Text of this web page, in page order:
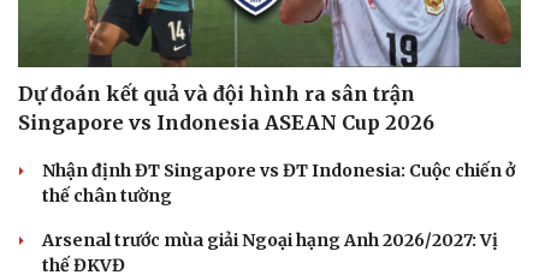
Doanh nghiệp
Thông tin doanh nghiệp
Doanh nghiệp 24h
Doanh nhân
Công nghệ
Sành điệu
Tin Công nghệ
Dự đoán kết quả và đội hình ra sân trận
Singapore vs Indonesia ASEAN Cup 2026
Nhận định ĐT Singapore vs ĐT Indonesia: Cuộc chiến ở
thế chân tường
Arsenal trước mùa giải Ngoại hạng Anh 2026/2027: Vị
thế ĐKVĐ